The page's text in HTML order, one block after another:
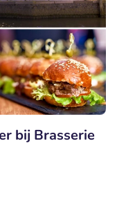
bij Brasserie